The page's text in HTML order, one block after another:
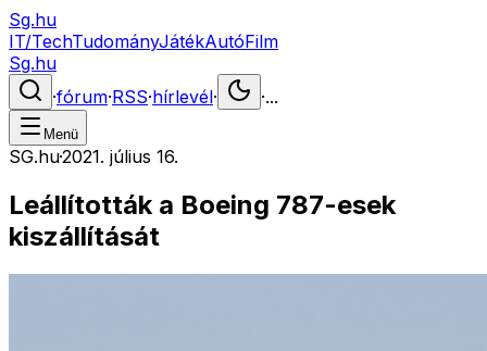
Sg.hu
IT/TechTudományJátékAutóFilm
Sg.hu
·fórum·RSS·hírlevél· ·...
Menü
SG.hu·2021. július 16.
Leállították a Boeing 787-esek
kiszállítását